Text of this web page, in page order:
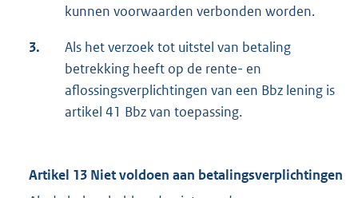
kunnen voorwaarden verbonden worden.
3.
Als het verzoek tot uitstel van betaling
betrekking heeft op de rente- en
aflossingsverplichtingen van een Bbz lening is
artikel 41 Bbz van toepassing.
Artikel 13 Niet voldoen aan betalingsverplichtingen